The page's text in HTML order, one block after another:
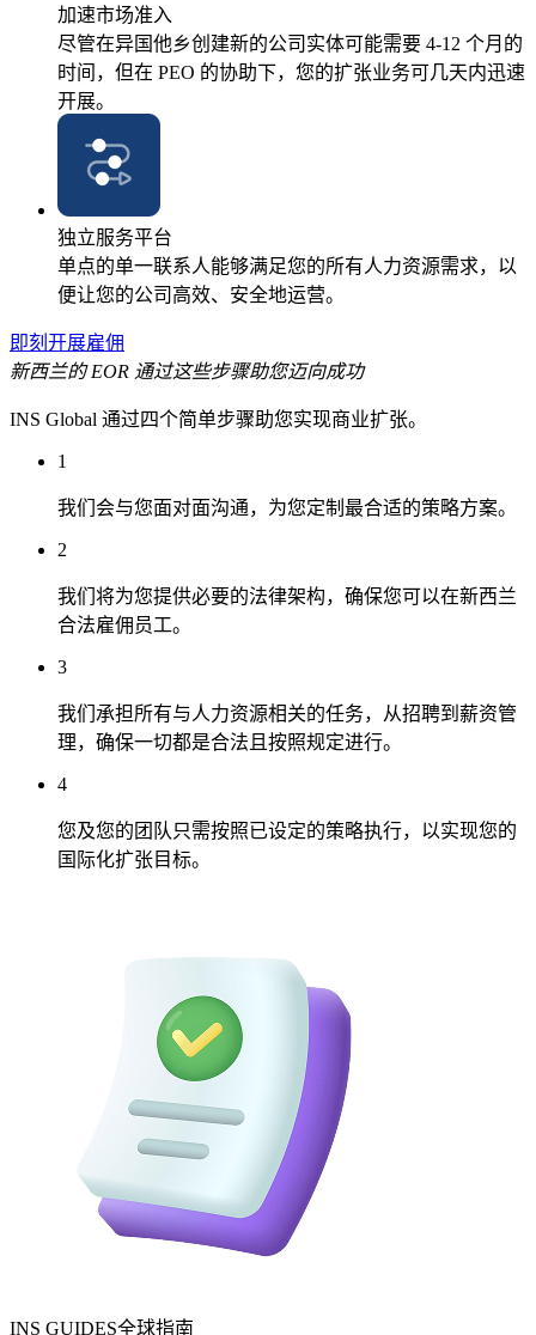
加速市场准入
尽管在异国他乡创建新的公司实体可能需要 4-12 个月的
时间，但在 PEO 的协助下，您的扩张业务可几天内迅速
开展。
独立服务平台
单点的单一联系人能够满足您的所有人力资源需求，以
便让您的公司高效、安全地运营。
即刻开展雇佣
新西兰的 EOR 通过这些步骤助您迈向成功
INS Global 通过四个简单步骤助您实现商业扩张。
1
我们会与您面对面沟通，为您定制最合适的策略方案。
2
我们将为您提供必要的法律架构，确保您可以在新西兰
合法雇佣员工。
3
我们承担所有与人力资源相关的任务，从招聘到薪资管
理，确保一切都是合法且按照规定进行。
4
您及您的团队只需按照已设定的策略执行，以实现您的
国际化扩张目标。
INS GUIDES全球指南